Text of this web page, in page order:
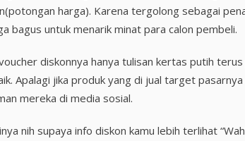
harga). Karena tergolong sebagai
bagus untuk menarik minat para calon pembeli.
diskonnya hanya tulisan kertas putih
Apalagi jika produk yang di jual target
mereka di media sosial.
nih supaya info diskon kamu lebih terlihat